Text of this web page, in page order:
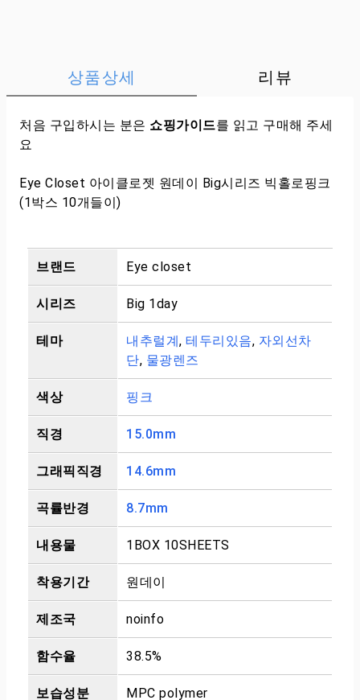
상품상세 리뷰
처음 구입하시는 분은 쇼핑가이드를 읽고 구매해 주세
요
Eye Closet 아이클로젯 원데이 Big시리즈 빅홀로핑크
(1박스 10개들이)
브랜드 Eye closet
시리즈 Big 1day
테마 내추럴계, 테두리있음, 자외선차
단, 물광렌즈
색상 핑크
직경 15.0mm
그래픽직경 14.6mm
곡률반경 8.7mm
내용물 1BOX 10SHEETS
착용기간 원데이
제조국 noinfo
함수율 38.5%
보습성분 MPC polymer